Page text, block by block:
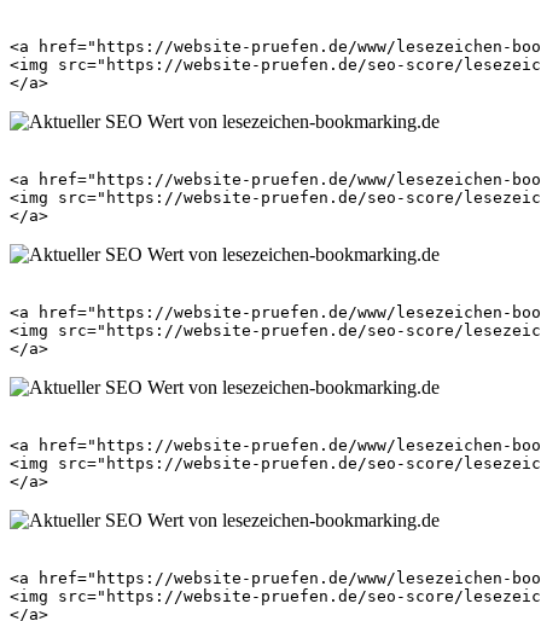
<a href="https://website-pruefen.de/www/lesezeichen-
<img src="https://website-pruefen.de/seo-score/
<a href="https://website-pruefen.de/www/lesezeichen-
<img src="https://website-pruefen.de/seo-score/
<a href="https://website-pruefen.de/www/lesezeichen-
<img src="https://website-pruefen.de/seo-score/
<a href="https://website-pruefen.de/www/lesezeichen-
<img src="https://website-pruefen.de/seo-score/
<a href="https://website-pruefen.de/www/lesezeichen-
<img src="https://website-pruefen.de/seo-score/